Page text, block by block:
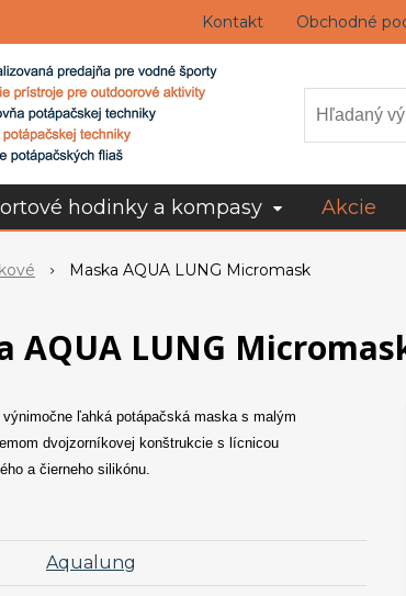
Kontakt Obchodné
hodinky a kompasy Akcie
Maska AQUA LUNG Micromask
AQUA LUNG
ľahká potápačská maska s malým
dvojzorníkovej konštrukcie s lícnicou
a čierneho silikónu.
Aqualung